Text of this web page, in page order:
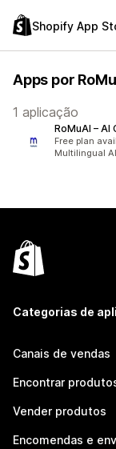
Shopify App
Apps por
1 aplicação
RoMuAI – AI
Free plan
Multilingual
Categorias de
Canais de vendas
Encontrar
Vender produtos
Encomendas e